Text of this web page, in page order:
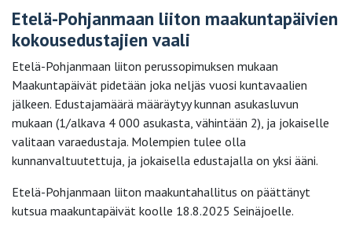
Etelä-Pohjanmaan liiton maakuntapäivien
kokousedustajien vaali
Etelä-Pohjanmaan liiton perussopimuksen mukaan
Maakuntapäivät pidetään joka neljäs vuosi kuntavaalien
jälkeen. Edustajamäärä määräytyy kunnan asukasluvun
mukaan (1/alkava 4 000 asukasta, vähintään 2), ja jokaiselle
valitaan varaedustaja. Molempien tulee olla
kunnanvaltuutettuja, ja jokaisella edustajalla on yksi ääni.
Etelä-Pohjanmaan liiton maakuntahallitus on päättänyt
kutsua maakuntapäivät koolle 18.8.2025 Seinäjoelle.